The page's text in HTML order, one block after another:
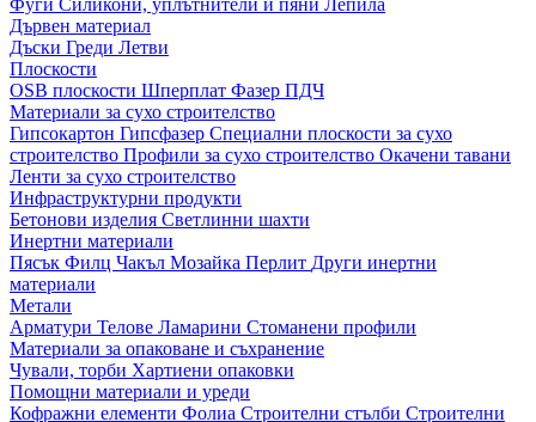
Фуги Силикони, уплътнители и пяни Лепила
Дървен материал
Дъски Греди Летви
Плоскости
OSB плоскости Шперплат Фазер ПДЧ
Материали за сухо строителство
Гипсокартон Гипсфазер Специални плоскости за сухо
строителство Профили за сухо строителство Окачени тавани
Ленти за сухо строителство
Инфраструктурни продукти
Бетонови изделия Светлинни шахти
Инертни материали
Пясък Филц Чакъл Мозайкa Перлит Други инертни
материали
Метали
Арматури Телове Ламарини Стоманени профили
Материали за опаковане и съхранение
Чували, торби Хартиени опаковки
Помощни материали и уреди
Кофражни елементи Фолиа Строителни стълби Строителни